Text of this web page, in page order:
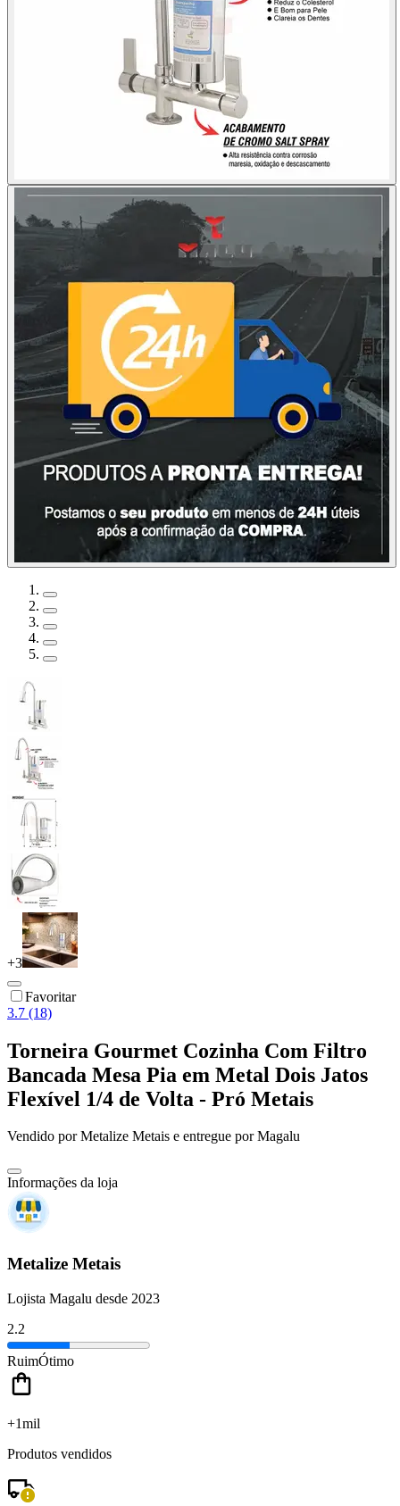
+3
Favoritar
3.7 (18)
Torneira Gourmet Cozinha Com Filtro
Bancada Mesa Pia em Metal Dois Jatos
Flexível 1/4 de Volta - Pró Metais
Vendido porMetalize Metais e entregue por Magalu
Informações da loja
Metalize Metais
Lojista Magalu desde 2023
2.2
RuimÓtimo
+1mil
Produtos vendidos